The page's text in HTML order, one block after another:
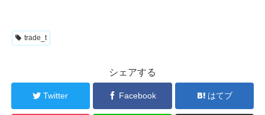
trade_t
シェアする
Twitter Facebook はてブ